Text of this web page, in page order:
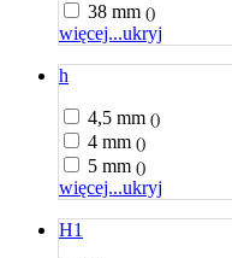
38 mm ()
więcej...ukryj
h
4,5 mm ()
4 mm ()
5 mm ()
więcej...ukryj
H1